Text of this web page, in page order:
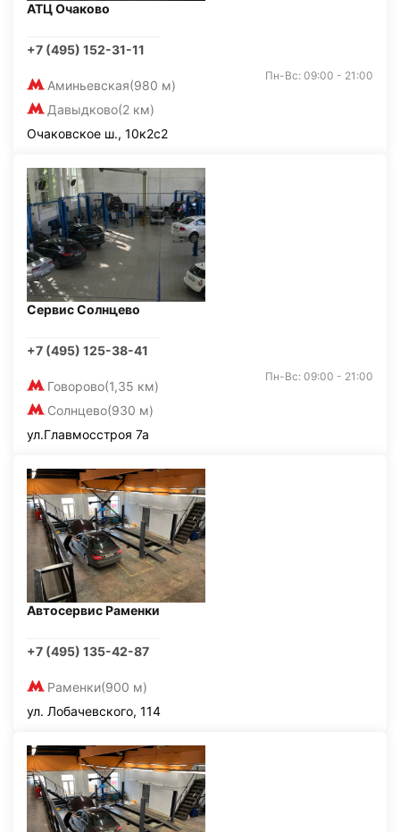
АТЦ Очаково
+7 (495) 152-31-11
Аминьевская(980 м)
Давыдково(2 км)
Пн-Вс: 09:00 - 21:00
Очаковское ш., 10к2с2
Сервис Солнцево
+7 (495) 125-38-41
Говорово(1,35 км)
Солнцево(930 м)
Пн-Вс: 09:00 - 21:00
ул.Главмосстроя 7а
Автосервис Раменки
+7 (495) 135-42-87
Раменки(900 м)
ул. Лобачевского, 114